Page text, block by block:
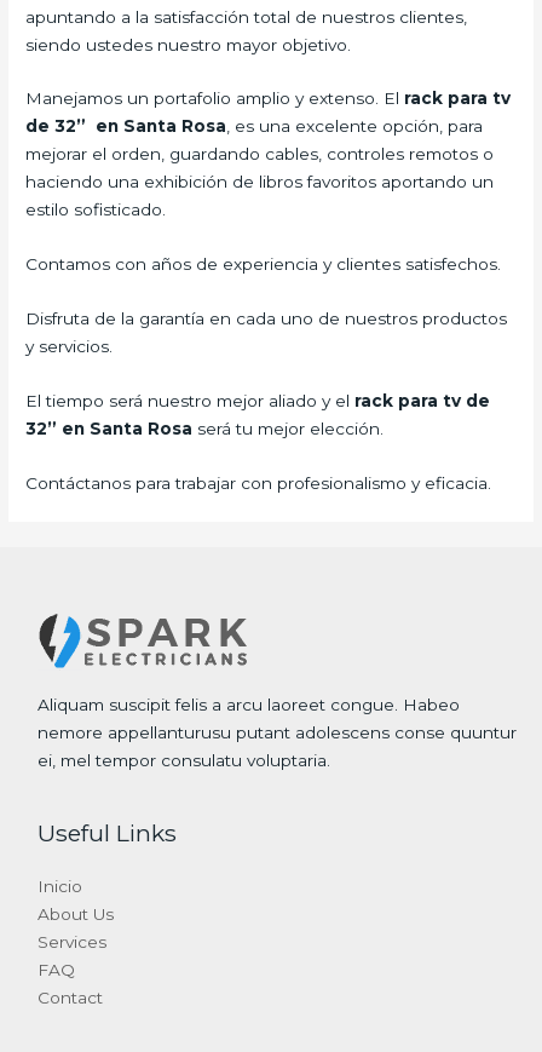
apuntando a la satisfacción total de nuestros clientes,
siendo ustedes nuestro mayor objetivo.
Manejamos un portafolio amplio y extenso. El rack para tv
de 32” en Santa Rosa, es una excelente opción, para
mejorar el orden, guardando cables, controles remotos o
haciendo una exhibición de libros favoritos aportando un
estilo sofisticado.
Contamos con años de experiencia y clientes satisfechos.
Disfruta de la garantía en cada uno de nuestros productos
y servicios.
El tiempo será nuestro mejor aliado y el rack para tv de
32” en Santa Rosa será tu mejor elección.
Contáctanos para trabajar con profesionalismo y eficacia.
Aliquam suscipit felis a arcu laoreet congue. Habeo
nemore appellanturusu putant adolescens conse quuntur
ei, mel tempor consulatu voluptaria.
Useful Links
Inicio
About Us
Services
FAQ
Contact